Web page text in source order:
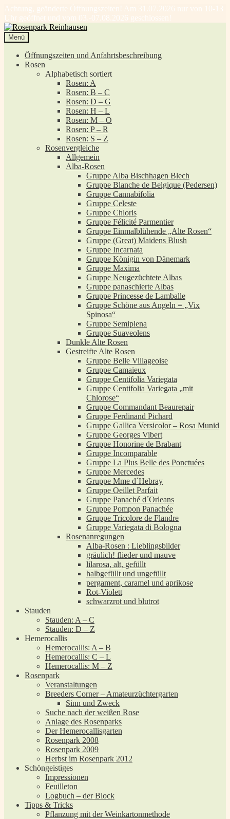
Achtung, geänderte Öffnungszeiten! Am 31.07.2026 nur von 10-13
Uhr geöffnet und vom 03.-07.08.2026 geschlossen!
Zur
Navigation
springen
Zum
Inhalt
springen
Menü
Öffnungszeiten und Anfahrtsbeschreibung
Rosen
Alphabetisch sortiert
Rosen: A
Rosen: B – C
Rosen: D – G
Rosen: H – L
Rosen: M – O
Rosen: P – R
Rosen: S – Z
Rosenvergleiche
Allgemein
Alba-Rosen
Gruppe Alba Bischhagen Blech
Gruppe Blanche de Belgique (Pedersen)
Gruppe Cannabifolia
Gruppe Celeste
Gruppe Chloris
Gruppe Félicité Parmentier
Gruppe Einmalblühende „Alte Rosen“
Gruppe (Great) Maidens Blush
Gruppe Incarnata
Gruppe Königin von Dänemark
Gruppe Maxima
Gruppe Neugezüchtete Albas
Gruppe panaschierte Albas
Gruppe Princesse de Lamballe
Gruppe Schöne aus Angeln = „Vix
Spinosa“
Gruppe Semiplena
Gruppe Suaveolens
Dunkle Alte Rosen
Gestreifte Alte Rosen
Gruppe Belle Villageoise
Gruppe Camaieux
Gruppe Centifolia Variegata
Gruppe Centifolia Variegata „mit
Chlorose“
Gruppe Commandant Beaurepair
Gruppe Ferdinand Pichard
Gruppe Gallica Versicolor – Rosa Munid
Gruppe Georges Vibert
Gruppe Honorine de Brabant
Gruppe Incomparable
Gruppe La Plus Belle des Ponctuées
Gruppe Mercedes
Gruppe Mme d´Hebray
Gruppe Oeillet Parfait
Gruppe Panaché d´Orleans
Gruppe Pompon Panachée
Gruppe Tricolore de Flandre
Gruppe Variegata di Bologna
Rosenanregungen
Alba-Rosen : Lieblingsbilder
gräulich! flieder und mauve
lilarosa, alt, gefüllt
halbgefüllt und ungefüllt
pergament, caramel und aprikose
Rot-Violett
schwarzrot und blutrot
Stauden
Stauden: A – C
Stauden: D – Z
Hemerocallis
Hemerocallis: A – B
Hemerocallis: C – L
Hemerocallis: M – Z
Rosenpark
Veranstaltungen
Breeders Corner – Amateurzüchtergarten
Sinn und Zweck
Suche nach der weißen Rose
Anlage des Rosenparks
Der Hemerocallisgarten
Rosenpark 2008
Rosenpark 2009
Herbst im Rosenpark 2012
Schöngeistiges
Impressionen
Feuilleton
Logbuch – der Block
Tipps & Tricks
Pflanzung mit der Weinkartonmethode